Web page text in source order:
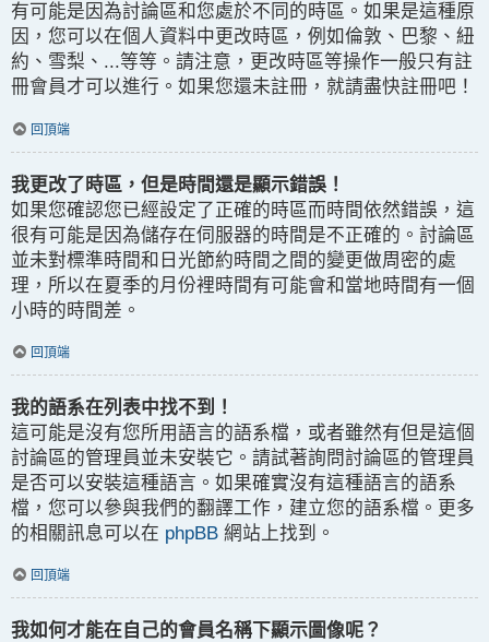
有可能是因為討論區和您處於不同的時區。如果是這種原
因，您可以在個人資料中更改時區，例如倫敦、巴黎、紐
約、雪梨、...等等。請注意，更改時區等操作一般只有註
冊會員才可以進行。如果您還未註冊，就請盡快註冊吧！
回頂端
我更改了時區，但是時間還是顯示錯誤！
如果您確認您已經設定了正確的時區而時間依然錯誤，這
很有可能是因為儲存在伺服器的時間是不正確的。討論區
並未對標準時間和日光節約時間之間的變更做周密的處
理，所以在夏季的月份裡時間有可能會和當地時間有一個
小時的時間差。
回頂端
我的語系在列表中找不到！
這可能是沒有您所用語言的語系檔，或者雖然有但是這個
討論區的管理員並未安裝它。請試著詢問討論區的管理員
是否可以安裝這種語言。如果確實沒有這種語言的語系
檔，您可以參與我們的翻譯工作，建立您的語系檔。更多
的相關訊息可以在 phpBB 網站上找到。
回頂端
我如何才能在自己的會員名稱下顯示圖像呢？